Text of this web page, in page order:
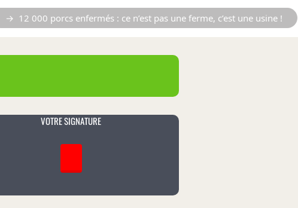
→ 12 000 porcs enfermés : ce n’est pas une ferme, c’est une usine !
VOTRE SIGNATURE